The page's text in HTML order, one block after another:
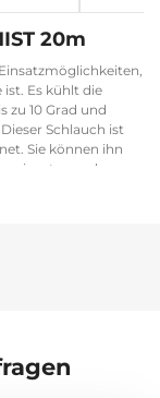
20m
Es kühlt die
10 Grad und
Schlauch ist
Sie können ihn
einsetzen oder an
lang und mit